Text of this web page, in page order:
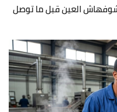
العين قبل ما توصل